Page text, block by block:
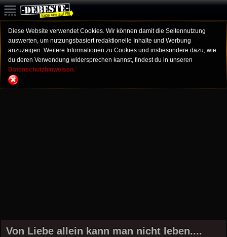
Diese Website verwendet Cookies. Wir können damit die Seitennutzung
auswerten, um nutzungsbasiert redaktionelle Inhalte und Werbung
anzuzeigen. Weitere Informationen zu Cookies und insbesondere dazu, wie
du deren Verwendung widersprechen kannst, findest du in unseren
Datenschutzhinweisen.
Von Liebe allein kann man nicht leben....